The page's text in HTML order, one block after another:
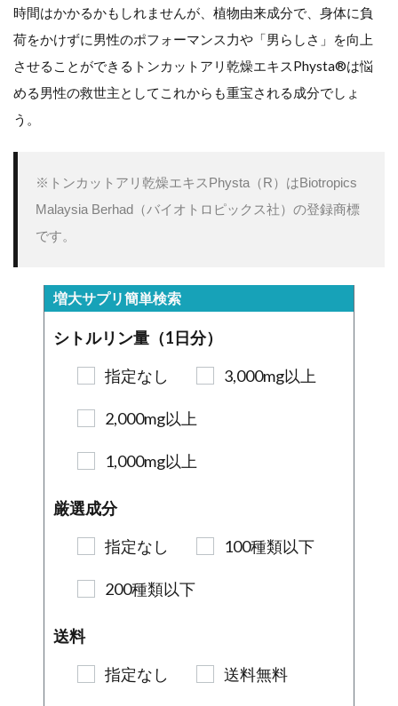
時間はかかるかもしれませんが、植物由来成分で、身体に負
荷をかけずに男性のポフォーマンス力や「男らしさ」を向上
させることができるトンカットアリ乾燥エキスPhysta®は悩
める男性の救世主としてこれからも重宝される成分でしょ
う。
※トンカットアリ乾燥エキスPhysta（R）はBiotropics
Malaysia Berhad（バイオトロピックス社）の登録商標
です。
増大サプリ簡単検索
シトルリン量（1日分）
指定なし
3,000mg以上
2,000mg以上
1,000mg以上
厳選成分
指定なし
100種類以下
200種類以下
送料
指定なし
送料無料